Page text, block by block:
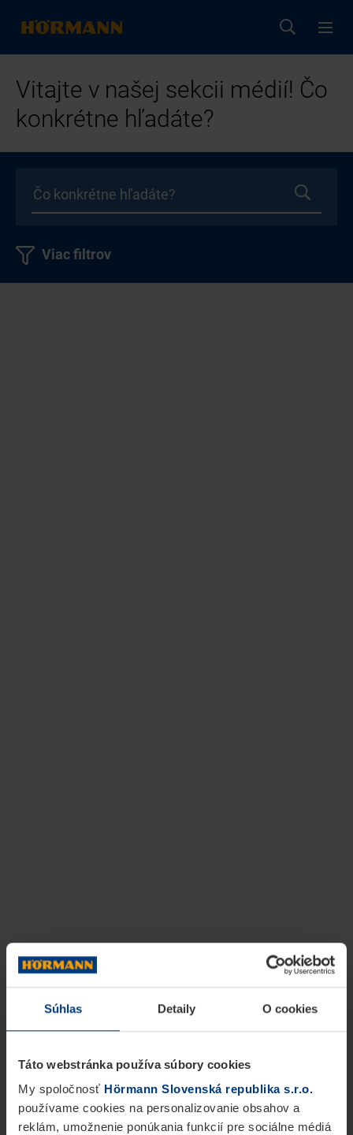
Súhlas Detaily O cookies
Táto webstránka používa súbory cookies
My spoločnosť Hörmann Slovenská republika s.r.o.
používame cookies na personalizovanie obsahov a
reklám, umožnenie ponúkania funkcií pre sociálne médiá
Vitajte v našej sekcii médií! Čo
konkrétne hľadáte?
Viac filtrov